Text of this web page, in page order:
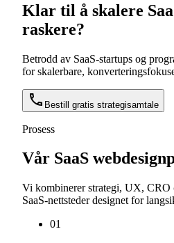
Klar til å skalere
raskere?
Betrodd av SaaS-startups og
for skalerbare,
Bestill gratis strategisamtale
Prosess
Vår SaaS
Vi kombinerer strategi, UX, CRO
SaaS-nettsteder designet for
01